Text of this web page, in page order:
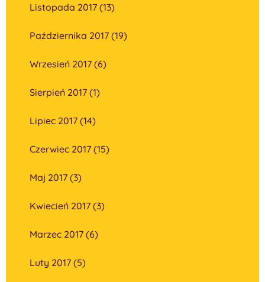
Listopada 2017 (13)
Października 2017 (19)
Wrzesień 2017 (6)
Sierpień 2017 (1)
Lipiec 2017 (14)
Czerwiec 2017 (15)
Maj 2017 (3)
Kwiecień 2017 (3)
Marzec 2017 (6)
Luty 2017 (5)